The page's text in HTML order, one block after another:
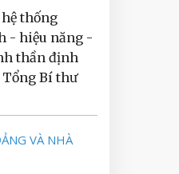
thống
- hiệu năng -
thần định
Tổng Bí thư
VÀ NHÀ